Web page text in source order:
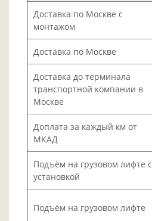
Доставка по Москве с
монтажом
Доставка по Москве
Доставка до терминала
транспортной компании в
Москве
Доплата за каждый км от
МКАД
Подъём на грузовом лифте с
установкой
Подъём на грузовом лифте